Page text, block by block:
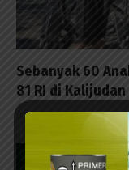
Sebanyak 60
81 RI di Kalijudan
07/08/2026 - 15:53